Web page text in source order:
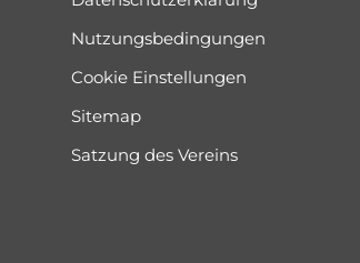
Nutzungsbedingungen
Cookie Einstellungen
Sitemap
Satzung des Vereins